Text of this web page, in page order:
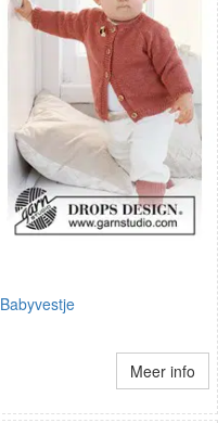
Babyvestje
Meer info